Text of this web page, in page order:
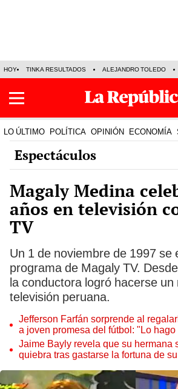
HOY TINKA RESULTADOS ALEJANDRO TOLEDO
LO ÚLTIMO POLÍTICA OPINIÓN ECONOMÍA
Espectáculos
Magaly Medina
años en televisión
TV
Un 1 de noviembre de 1997 se
programa de Magaly TV.
la conductora logró hacerse un
televisión peruana.
Jefferson Farfán sorprende al
a joven promesa del fútbol: "Lo
Jaime Bayly revela que su hermana
quiebra tras gastarse la fortuna de